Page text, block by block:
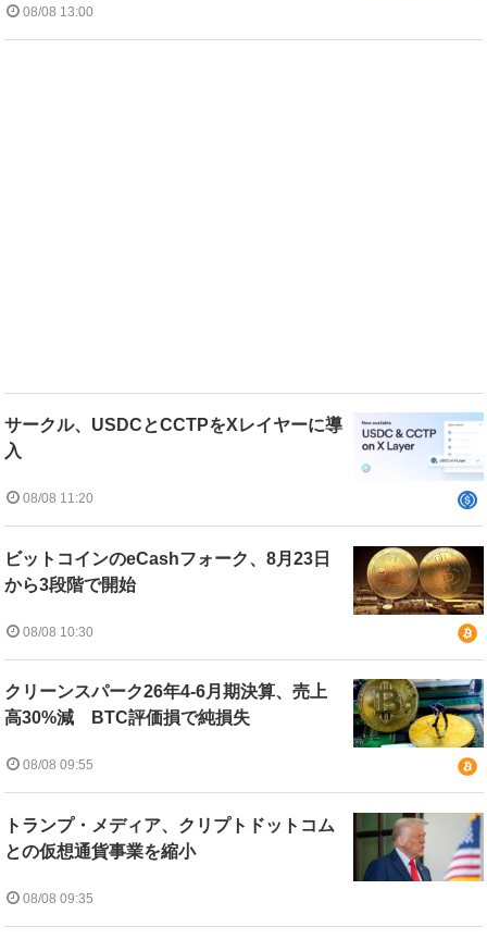
08/08 13:00
サークル、USDCとCCTPをXレイヤーに導
入
08/08 11:20
ビットコインのeCashフォーク、8月23日
から3段階で開始
08/08 10:30
クリーンスパーク26年4-6月期決算、売上
高30%減 BTC評価損で純損失
08/08 09:55
トランプ・メディア、クリプトドットコム
との仮想通貨事業を縮小
08/08 09:35